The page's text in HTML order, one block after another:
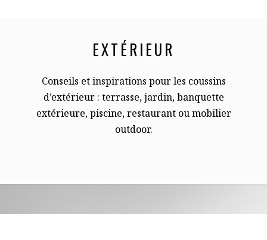
EXTÉRIEUR
Conseils et inspirations pour les coussins
d’extérieur : terrasse, jardin, banquette
extérieure, piscine, restaurant ou mobilier
outdoor.